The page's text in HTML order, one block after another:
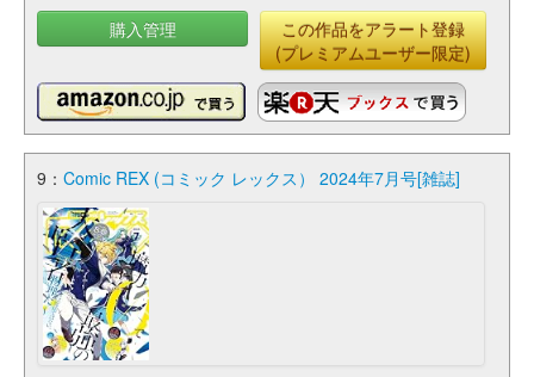
購入管理
この作品をアラート登録
(プレミアムユーザー限定)
9： Comic REX (コミック レックス） 2024年7月号[雑誌]